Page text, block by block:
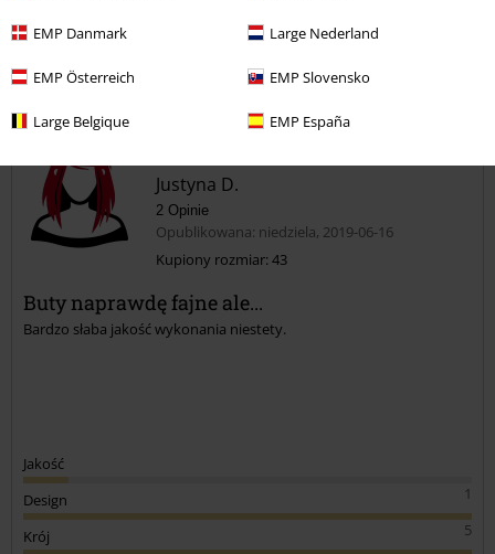
EMP Danmark Large Nederland
EMP Österreich EMP Slovensko
Large Belgique EMP España
Komentarz
Prześlij komentarz
Justyna D.
2 Opinie
Opublikowana: niedziela, 2019-06-16
Kupiony rozmiar: 43
Buty naprawdę fajne ale...
Bardzo słaba jakość wykonania niestety.
Jakość
1
Design
5
Krój